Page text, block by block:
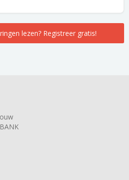
lezen? Registreer gratis!